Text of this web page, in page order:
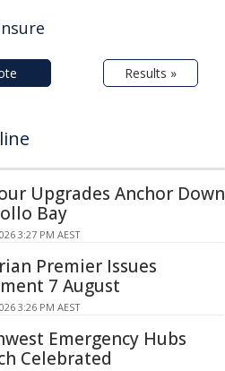
Results »
Upgrades Anchor Down
Bay
3:27 PM AEST
Premier Issues
7 August
3:26 PM AEST
Emergency Hubs
Celebrated